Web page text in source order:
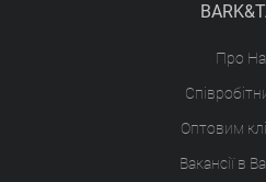
Про
Оптовим
Вакансії в